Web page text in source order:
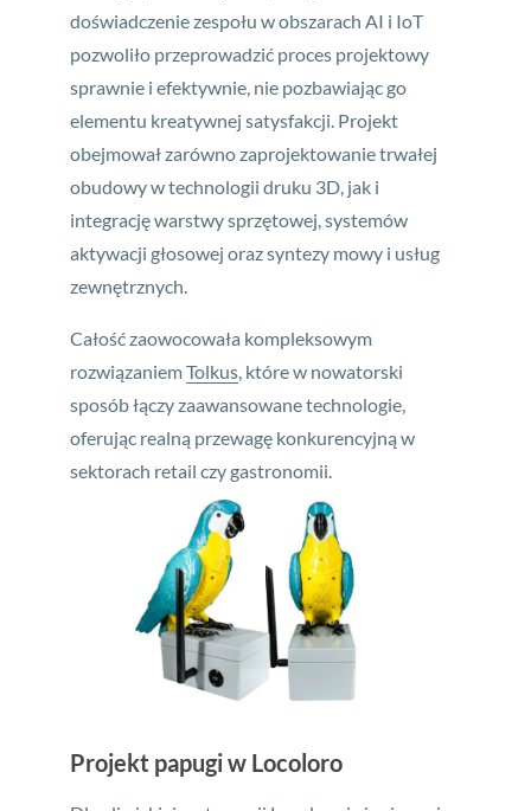
doświadczenie zespołu w obszarach AI i IoT
pozwoliło przeprowadzić proces projektowy
sprawnie i efektywnie, nie pozbawiając go
elementu kreatywnej satysfakcji. Projekt
obejmował zarówno zaprojektowanie trwałej
obudowy w technologii druku 3D, jak i
integrację warstwy sprzętowej, systemów
aktywacji głosowej oraz syntezy mowy i usług
zewnętrznych.
Całość zaowocowała kompleksowym
rozwiązaniemTolkus, które w nowatorski
sposób łączy zaawansowane technologie,
oferując realną przewagę konkurencyjną w
sektorach retail czy gastronomii.
Projekt papugi w Locoloro